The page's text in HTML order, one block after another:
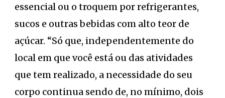
essencial ou o troquem por refrigerantes,
sucos e outras bebidas com alto teor de
açúcar. “Só que, independentemente do
local em que você está ou das atividades
que tem realizado, a necessidade do seu
corpo continua sendo de, no mínimo, dois